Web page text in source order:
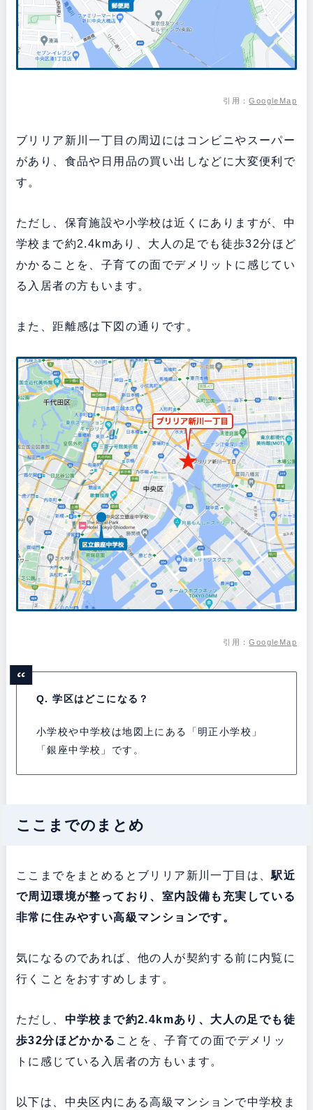
引用：GoogleMap
ブリリア新川一丁目の周辺にはコンビニやスーパー
があり、食品や日用品の買い出しなどに大変便利で
す。
ただし、保育施設や小学校は近くにありますが、中
学校まで約2.4kmあり、大人の足でも徒歩32分ほど
かかることを、子育ての面でデメリットに感じてい
る入居者の方もいます。
また、距離感は下図の通りです。
引用：GoogleMap
Q. 学区はどこになる？
小学校や中学校は地図上にある「明正小学校」
「銀座中学校」です。
ここまでのまとめ
ここまでをまとめるとブリリア新川一丁目は、駅近
で周辺環境が整っており、室内設備も充実している
非常に住みやすい高級マンションです。
気になるのであれば、他の人が契約する前に内覧に
行くことをおすすめします。
ただし、 中学校まで約2.4kmあり、大人の足でも徒
歩32分ほどかかる ことを、子育ての面でデメリッ
トに感じている入居者の方もいます。
以下は、中央区内にある高級マンションで中学校ま